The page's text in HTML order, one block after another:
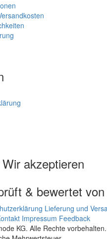
Wir akzeptieren
& bewertet von
Lieferung und
Impressum Feedback
KG. Alle Rechte